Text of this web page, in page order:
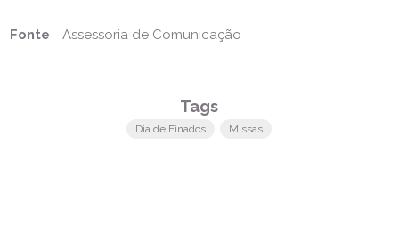
Fonte Assessoria de Comunicação
Tags
Dia de Finados MIssas